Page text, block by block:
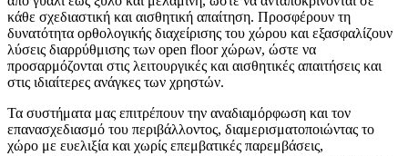
κάθε σχεδιαστική και αισθητική απαίτηση. Προσφέρουν τη
δυνατότητα ορθολογικής διαχείρισης του χώρου και εξασφαλίζουν
λύσεις διαρρύθμισης των open floor χώρων, ώστε να
προσαρμόζονται στις λειτουργικές και αισθητικές απαιτήσεις και
στις ιδιαίτερες ανάγκες των χρηστών.
Τα συστήματα μας επιτρέπουν την αναδιαμόρφωση και τον
επανασχεδιασμό του περιβάλλοντος, διαμερισματοποιώντας το
χώρο με ευελιξία και χωρίς επεμβατικές παρεμβάσεις,